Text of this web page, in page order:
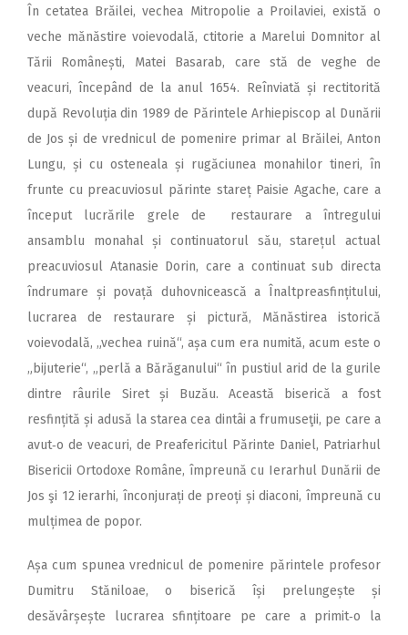
În cetatea Brăilei, vechea Mi­tropolie a Proilaviei, există o
veche mănăstire voievodală, ctitorie a Marelui Domnitor al
Tării Românești, Matei Basarab, care stă de veghe de
veacuri, începând de la anul 1654. Reînviată și rectitorită
după Revoluția din 1989 de Părintele Arhiepiscop al Dunării
de Jos și de vrednicul de pomenire primar al Brăilei, Anton
Lungu, și cu osteneala și rugăciunea monahilor tineri, în
frunte cu preacuviosul părinte stareț Paisie Agache, care a
început lucrările grele de restaurare a întregului
ansamblu monahal și continuatorul său, starețul actual
preacuviosul Atanasie Dorin, care a continuat sub directa
îndrumare și povață duhovnicească a Înaltpreasfințitului,
lucrarea de restaurare și pictură, Mănăstirea istorică
voievodală, „vechea ruină“, așa cum era numită, acum este o
„bijuterie“, „perlă a Bărăganului“ în pustiul arid de la gurile
dintre râurile Siret și Buzău. Această biserică a fost
resfințită și adusă la starea cea dintâi a frumuseţii, pe care a
avut‑o de veacuri, de Preafericitul Părinte Daniel, Patriarhul
Bisericii Ortodoxe Române, împreună cu Ierarhul Dunării de
Jos şi 12 ierarhi, înconjurați de preoți și diaconi, împreună cu
mulțimea de popor.
Așa cum spunea vrednicul de pomenire părintele profesor
Dumitru Stăniloae, o biserică își prelungește și
desăvârșește lucrarea sfințitoare pe care a primit‑o la